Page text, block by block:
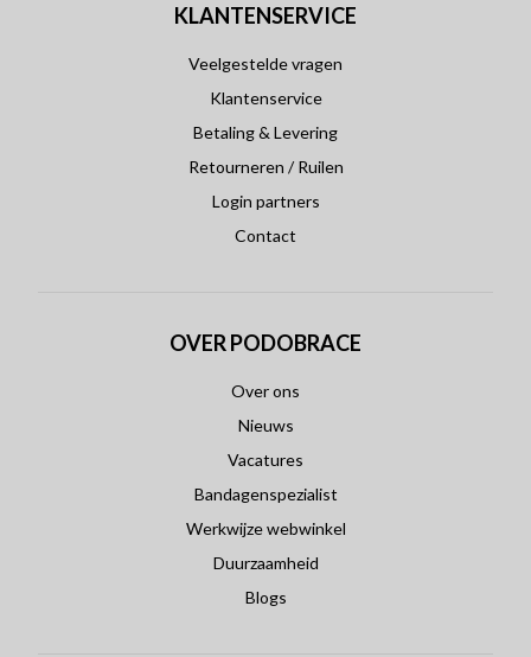
KLANTENSERVICE
Veelgestelde vragen
Klantenservice
Betaling & Levering
Retourneren / Ruilen
Login partners
Contact
OVER PODOBRACE
Over ons
Nieuws
Vacatures
Bandagenspezialist
Werkwijze webwinkel
Duurzaamheid
Blogs